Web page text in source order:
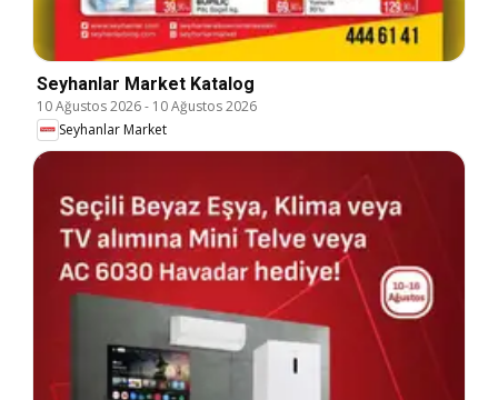
Seyhanlar Market Katalog
10 Ağustos 2026- 10 Ağustos 2026
Seyhanlar Market